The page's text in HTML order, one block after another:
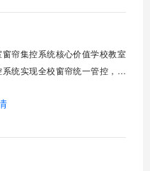
、安全防护六大模块一体化运
校提供精细化风扇管理方案。
窗帘集控系统核心价值学校教室
系统实现全校窗帘统一管控，提
，一键完成全校窗帘开合，节
，营造舒适教学环境。节能减
，延长窗帘使用寿命，降低学